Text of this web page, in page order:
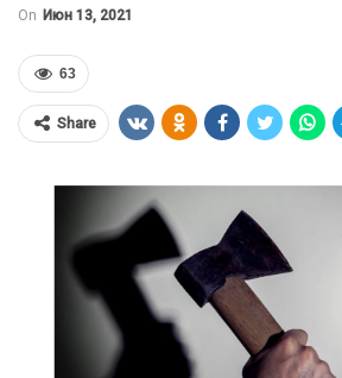
On Июн 13, 2021
63
Share